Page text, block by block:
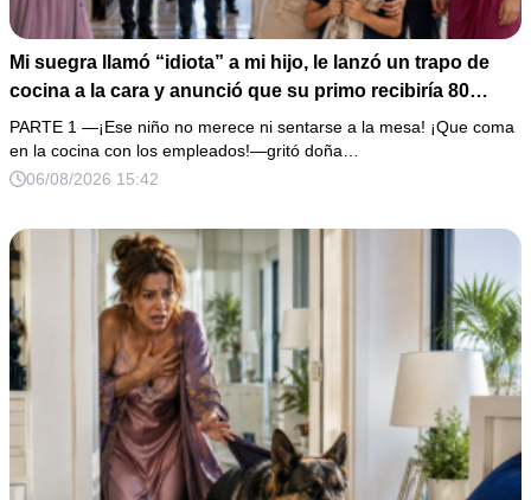
Mi suegra llamó “idiota” a mi hijo, le lanzó un trapo de
cocina a la cara y anunció que su primo recibiría 80
millones y el 50% de las acciones: “Aprende cuál es tu
lugar”. Permanecí en silencio hasta que terminaron de
firmar; entonces mostré una grabación y alguien llamó a
PARTE 1 —¡Ese niño no merece ni sentarse a la mesa! ¡Que coma
en la cocina con los empleados!—gritó doña…
06/08/2026 15:42